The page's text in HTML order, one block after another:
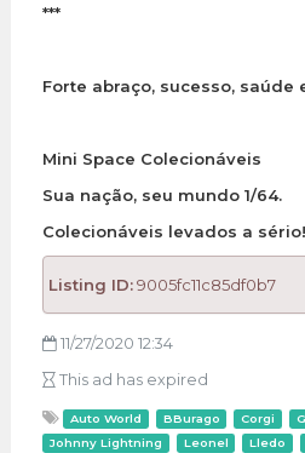
***
Forte abraço, sucesso, saúde
Mini Space Colecionáveis
Sua nação, seu mundo 1/64.
Colecionáveis levados a sério!
Listing ID:9005fc11c85df0b7
11/27/2020 12:34
This ad has expired
Auto World BBurago Corgi
Johnny Lightning
Leonel Lledo